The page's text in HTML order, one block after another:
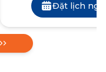
Đặt lịch